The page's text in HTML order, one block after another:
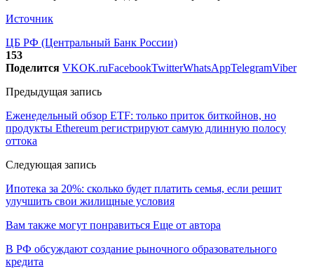
Источник
ЦБ РФ (Центральный Банк России)
153
Поделится VKOK.ruFacebookTwitterWhatsAppTelegramViber
Предыдущая запись
Еженедельный обзор ETF: только приток биткойнов, но
продукты Ethereum регистрируют самую длинную полосу
оттока
Следующая запись
Ипотека за 20%: сколько будет платить семья, если решит
улучшить свои жилищные условия
Вам также могут понравиться Еще от автора
В РФ обсуждают создание рыночного образовательного
кредита